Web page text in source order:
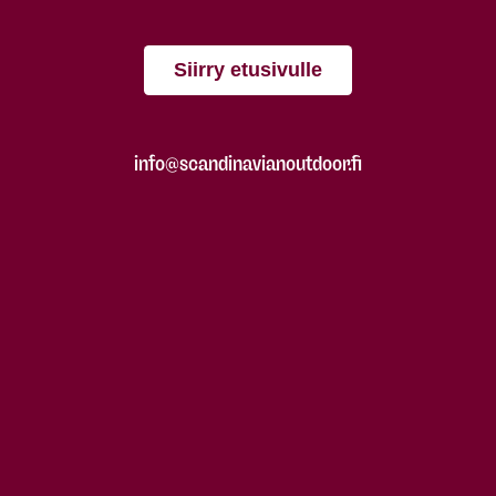
Siirry etusivulle
info@scandinavianoutdoor.fi